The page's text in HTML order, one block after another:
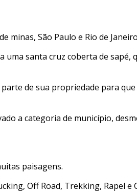
minas, São Paulo e Rio de
santa cruz coberta de
de sua propriedade para
a categoria de município,
paisagens.
Off Road, Trekking, Rapel e